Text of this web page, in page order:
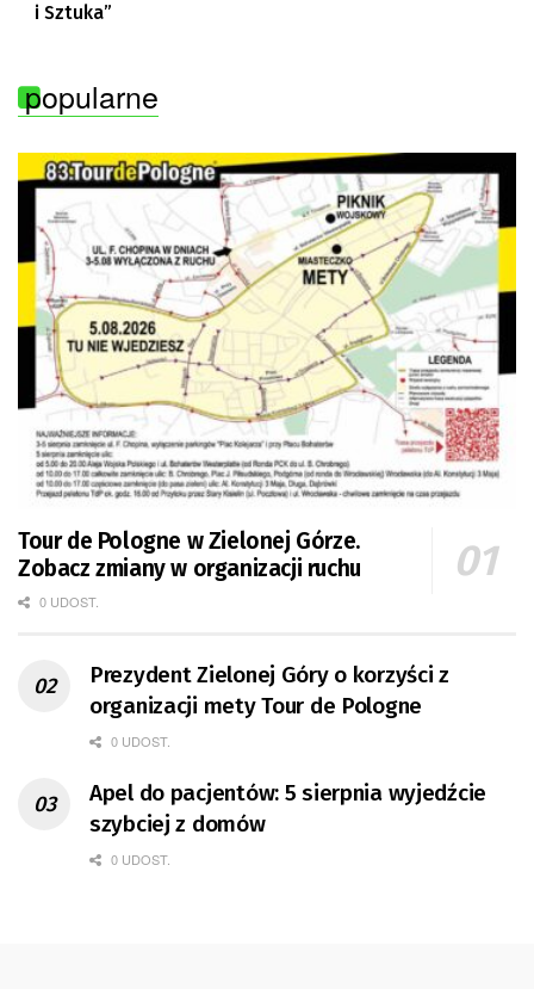
i Sztuka”
popularne
Tour de Pologne w Zielonej Górze.
Zobacz zmiany w organizacji ruchu
0 UDOST.
Prezydent Zielonej Góry o korzyści z
organizacji mety Tour de Pologne
0 UDOST.
Apel do pacjentów: 5 sierpnia wyjedźcie
szybciej z domów
0 UDOST.